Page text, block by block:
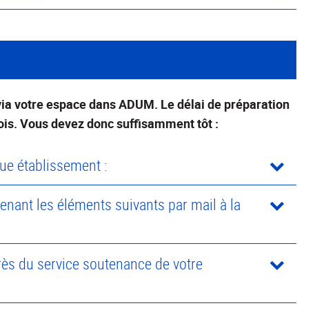
votre espace dans ADUM. Le délai de préparation
Vous devez donc suffisamment tôt :
établissement :
les éléments suivants par mail à la
du service soutenance de votre